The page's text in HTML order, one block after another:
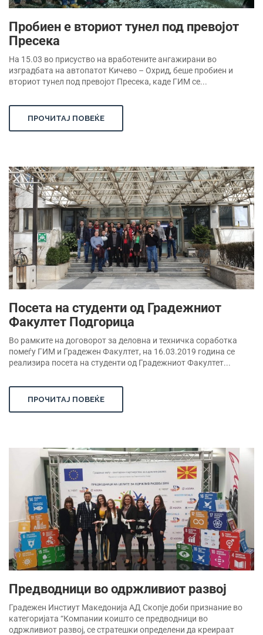
Пробиен е вториот тунел под превојот
Пресека
На 15.03 во присуство на вработените ангажирани во
изградбата на автопатот Кичево – Охрид, беше пробиен и
вториот тунел под превојот Пресека, каде ГИМ се...
ПРОЧИТАЈ ПОВЕЌЕ
Посета на студенти од Градежниот
Факултет Подгорица
Во рамките на договорот за деловна и техничка соработка
помеѓу ГИМ и Градежен Факултет, на 16.03.2019 година се
реализира посета на студенти од Градежниот Факултет...
ПРОЧИТАЈ ПОВЕЌЕ
Предводници во одржливиот развој
Градежен Инстиут Македонија АД Скопје доби признание во
категоријата “Компании коишто се предводници во
одржливиот развој, се стратешки определени да креираат